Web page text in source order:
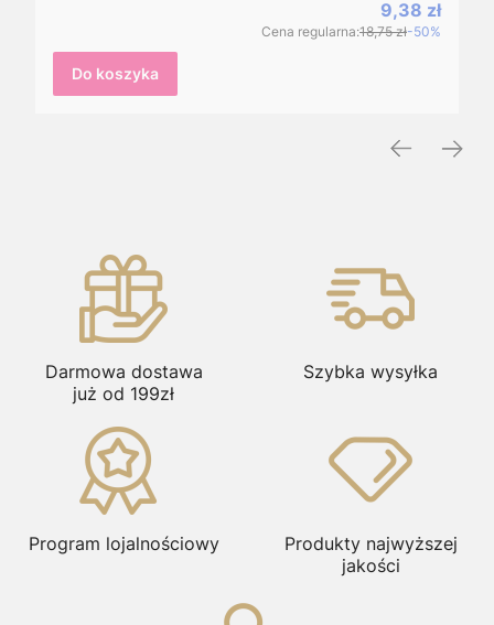
Cena
9,38 zł
Cena regularna:18,75 zł-50%
Do koszyka
Darmowa dostawa
już od 199zł
Szybka wysyłka
Program lojalnościowy
Produkty najwyższej
jakości